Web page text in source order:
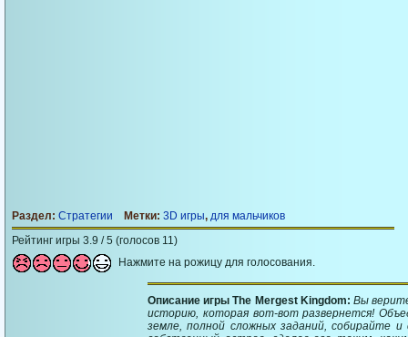
Раздел: Стратегии Метки: 3D игры, для мальчиков
Рейтинг игры 3.9 / 5 (голосов 11)
Нажмите на рожицу для голосования.
Описание игры The Mergest Kingdom:Вы
историю, которая вот-вот развернется!
земле, полной сложных заданий, собирайте